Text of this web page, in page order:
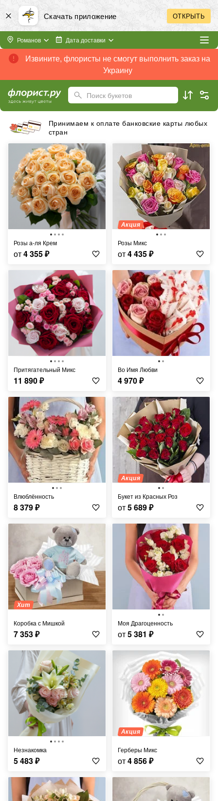
Скачать приложение ОТКРЫТЬ
Романов Дата доставки
Извините, флористы не смогут выполнить заказ на
Украину
Поиск букетов
Принимаем к оплате банковские карты любых
стран
Розы а-ля Крем
от4 355₽
Акция
Розы Микс
от4 435₽
Притягательный Микс
11 890₽
Во Имя Любви
4 970₽
Влюблённость
8 379₽
Акция
Букет из Красных Роз
от5 689₽
Хит
Коробка с Мишкой
7 353₽
Моя Драгоценность
от5 381 ₽
Незнакомка
5 483₽
Акция
Герберы Микс
от4 856₽